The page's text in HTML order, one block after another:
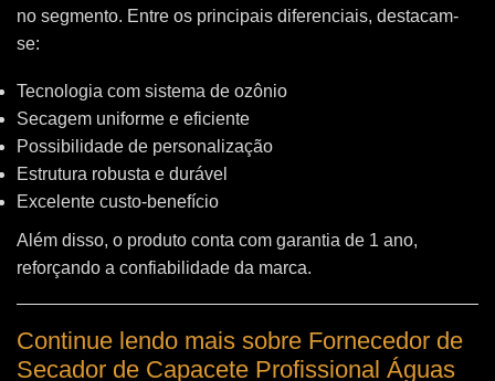
no segmento. Entre os principais diferenciais, destacam-
se:
Tecnologia com sistema de ozônio
Secagem uniforme e eficiente
Possibilidade de personalização
Estrutura robusta e durável
Excelente custo-benefício
Além disso, o produto conta com garantia de 1 ano,
reforçando a confiabilidade da marca.
Continue lendo mais sobre Fornecedor de
Secador de Capacete Profissional Águas